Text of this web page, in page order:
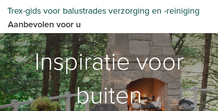
Trex-gids voor balustrades verzorging en -reiniging
Aanbevolen voor u
Inspiratie voor
buiten